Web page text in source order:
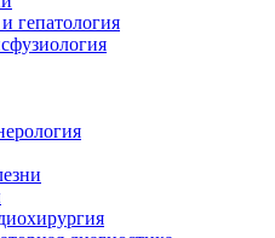
гепатология